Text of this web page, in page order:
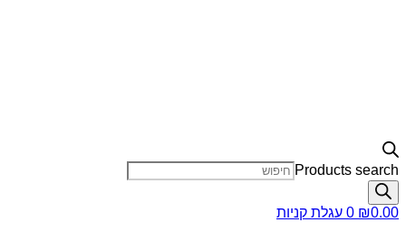
Products search
₪0.00
0 עגלת קניות